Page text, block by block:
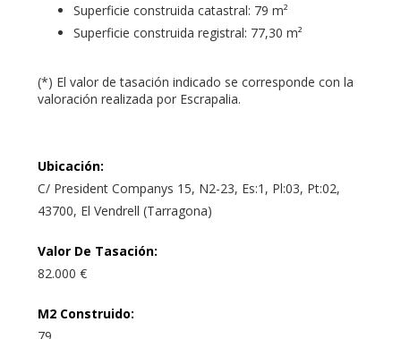
Superficie construida catastral: 79 m²
Superficie construida registral: 77,30 m²
(*) El valor de tasación indicado se corresponde con la
valoración realizada por Escrapalia.
Ubicación:
C/ President Companys 15, N2-23, Es:1, Pl:03, Pt:02,
43700, El Vendrell (Tarragona)
Valor De Tasación:
82.000 €
M2 Construido:
79